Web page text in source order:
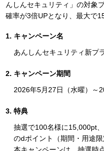
んしんセキュリティ」の対象
確率が3倍UPとなり、最大で
キャンペーン名
あんしんセキュリティ新プ
キャンペーン期間
2026年5月27日（水曜）～
特典
抽選で100名様に15,000pt
のdポイント（期間・用途限